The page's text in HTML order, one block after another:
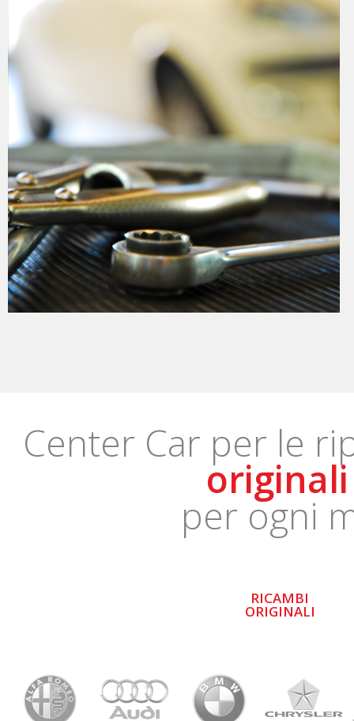
Center Car per le
originali
per ogni
RICAMBI
ORIGINALI